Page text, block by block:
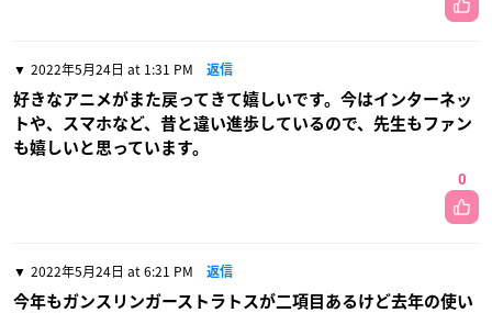
2022年5月24日 at 1:31 PM 返信
好きなアニメがまた戻ってきて嬉しいです。今はインターネッ
トや、スマホなど、昔と違い進歩しているので、先生もファン
も嬉しいと思っています。
0
2022年5月24日 at 6:21 PM 返信
今年もガンスリンガーストラトスが二項目あるけど去年の使い